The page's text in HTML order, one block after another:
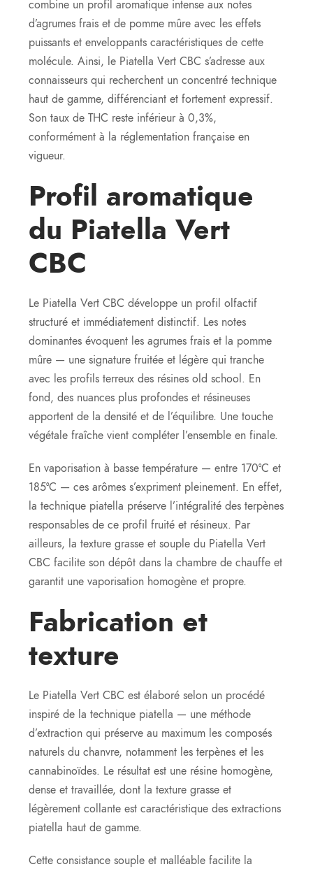
combine un profil aromatique intense aux notes
d’agrumes frais et de pomme mûre avec les effets
puissants et enveloppants caractéristiques de cette
molécule. Ainsi, le Piatella Vert CBC s’adresse aux
connaisseurs qui recherchent un concentré technique
haut de gamme, différenciant et fortement expressif.
Son taux de THC reste inférieur à 0,3%,
conformément à la réglementation française en
vigueur.
Profil aromatique
du Piatella Vert
CBC
Le Piatella Vert CBC développe un profil olfactif
structuré et immédiatement distinctif. Les notes
dominantes évoquent les agrumes frais et la pomme
mûre — une signature fruitée et légère qui tranche
avec les profils terreux des résines old school. En
fond, des nuances plus profondes et résineuses
apportent de la densité et de l’équilibre. Une touche
végétale fraîche vient compléter l’ensemble en finale.
En vaporisation à basse température — entre 170°C et
185°C — ces arômes s’expriment pleinement. En effet,
la technique piatella préserve l’intégralité des terpènes
responsables de ce profil fruité et résineux. Par
ailleurs, la texture grasse et souple du Piatella Vert
CBC facilite son dépôt dans la chambre de chauffe et
garantit une vaporisation homogène et propre.
Fabrication et
texture
Le Piatella Vert CBC est élaboré selon un procédé
inspiré de la technique piatella — une méthode
d’extraction qui préserve au maximum les composés
naturels du chanvre, notamment les terpènes et les
cannabinoïdes. Le résultat est une résine homogène,
dense et travaillée, dont la texture grasse et
légèrement collante est caractéristique des extractions
piatella haut de gamme.
Cette consistance souple et malléable facilite la